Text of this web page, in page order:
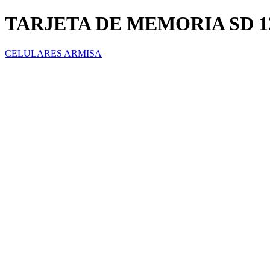
TARJETA DE MEMORIA SD
CELULARES ARMISA